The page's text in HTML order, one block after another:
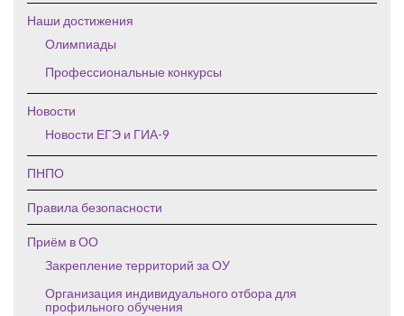
Наши достижения
Олимпиады
Профессиональные конкурсы
Новости
Новости ЕГЭ и ГИА-9
ПНПО
Правила безопасности
Приём в ОО
Закрепление территорий за ОУ
Организация индивидуального отбора для
профильного обучения